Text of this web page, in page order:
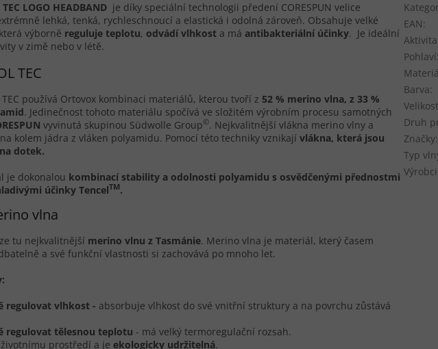
LOGO HEADBAND je díky speciální technologii předení CORESPUN velice
lehká, tenká, rychleschnoucí a elastická i odolná zároveň. Obsahuje velké
výborně reguluje teplotu, odvádí vlhkost a má antibakteriální účinky. Je ideální
v zimě nebo v létě.
TEC
TEC používá Ortovox kombinaci materiálů, kterou tvoří z 52 % merino vlna, z 33 %
. Jedinečnost tohoto materiálu spočívá ve složitém výrobním procesu samotných
vyvinutá skupinou Südwolle Group©. Nejkvalitnější vlákna merino vlny a
kolem jádra z vláken polyamidu. Pomocí této techniky vznikají vlákna, která jsou
dotek.
je dokonalou kombinací stability a odolnosti polyamidu s osvědčenými přednostmi
účinky TencelTM.
vlna
tu nejkvalitnější merino vlnu z Tasmánie. Merino vlna je materiál, který časem
a své funkční vlastnosti si zachovává po mnoho let.
regulovat vlhkost - absorbuje vlhkost do své vnitřní struktury a na povrchu zůstává
regulovat tělesnou teplotu - má velký termoregulační rozsah.
životnímu prostředí a je ekologicky udržitelná.
EAN:
Aktivita
Pohlaví:
Barva:
Velikost
Druh
Značky:
Typ
Výrobci